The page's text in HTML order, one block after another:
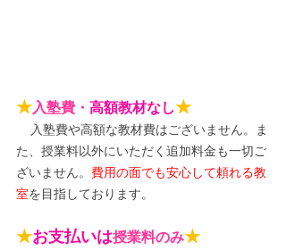
★入塾費・ 高額教材なし★
入塾費や高額な教材費はございません。ま
た、授業料以外にいただく追加料金も一切ご
ざいません。 費用の面でも安心して頼れる教
室を目指しております。
★お支払いは授業料のみ★